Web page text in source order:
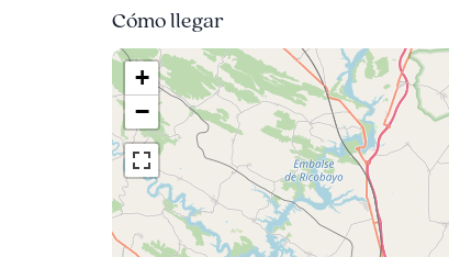
Cómo llegar
+
−